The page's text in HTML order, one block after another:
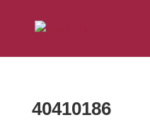
40410186